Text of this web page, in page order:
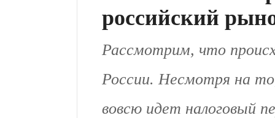
российский
Рассмотрим, что
России. Несмотря на
вовсю идет налоговый